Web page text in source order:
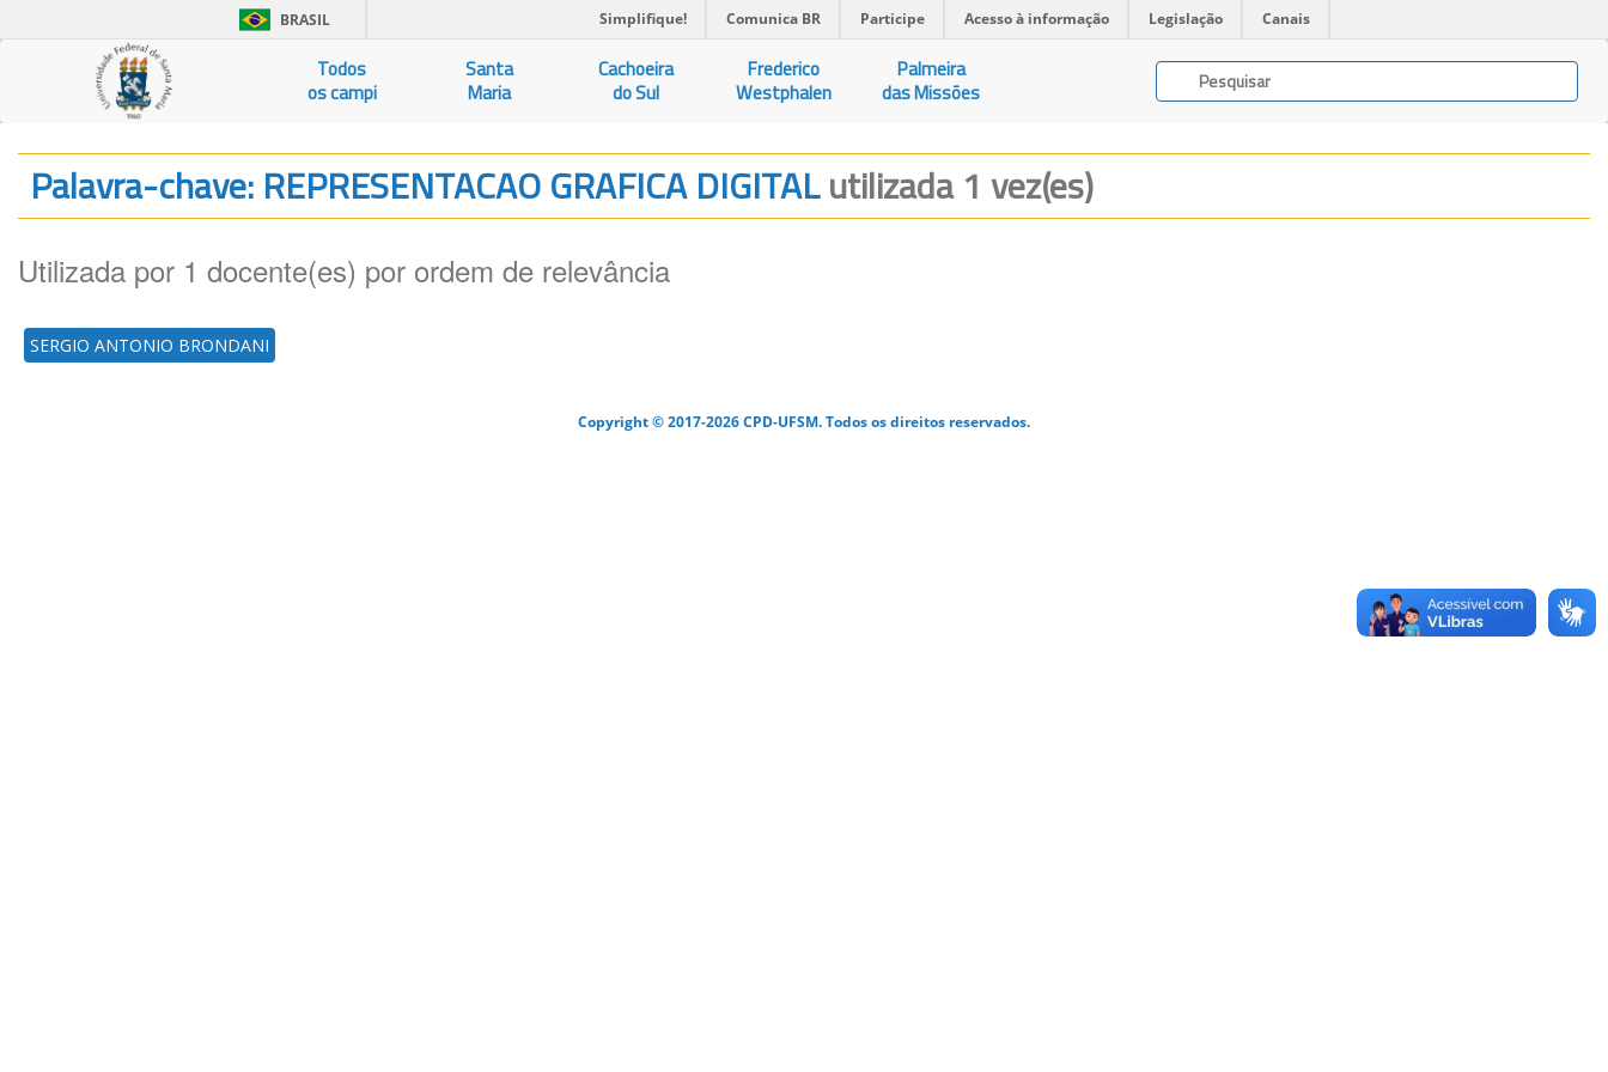
BRASIL Simplifique! Comunica BR Participe Acesso à informação Legislação Canais
Todos
os campi
Santa
Maria
Cachoeira
do Sul
Frederico
Westphalen
Palmeira
das Missões
Palavra-chave: REPRESENTACAO GRAFICA DIGITALutilizada 1 vez(es)
Utilizada por 1 docente(es) por ordem de relevância
SERGIO ANTONIO BRONDANI
Copyright © 2017-2026 CPD-UFSM. Todos os direitos reservados.